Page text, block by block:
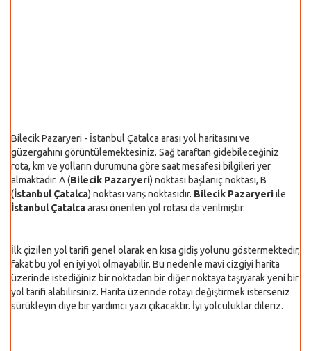
Bilecik Pazaryeri - İstanbul Çatalca arası yol haritasını ve
güzergahını görüntülemektesiniz. Sağ taraftan gidebileceğiniz
rota, km ve yolların durumuna göre saat mesafesi bilgileri yer
almaktadır. A (Bilecik Pazaryeri) noktası başlanıç noktası, B
(İstanbul Çatalca) noktası varış noktasıdır. Bilecik Pazaryeriile
İstanbul Çatalcaarası önerilen yol rotası da verilmiştir.
İlk çizilen yol tarifi genel olarak en kısa gidiş yolunu göstermektedir,
fakat bu yol en iyi yol olmayabilir. Bu nedenle mavi cizgiyi harita
üzerinde istediğiniz bir noktadan bir diğer noktaya taşıyarak yeni bir
yol tarifi alabilirsiniz. Harita üzerinde rotayı değiştirmek isterseniz
sürükleyin diye bir yardımcı yazı çıkacaktır. İyi yolculuklar dileriz.